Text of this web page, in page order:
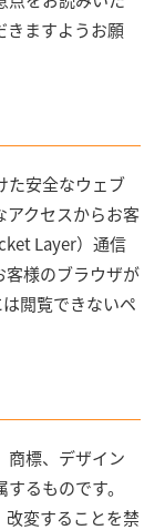
きますようお願
た安全なウェブ
アクセスからお客
Layer）通信
客様のブラウザが
閲覧できないペ
商標、デザイン
るものです。
改変することを禁